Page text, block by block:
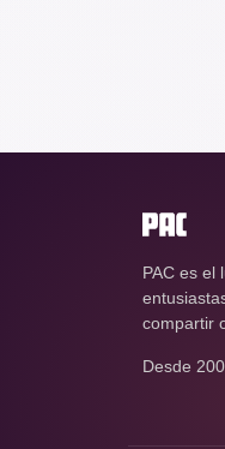
PAC es el
compartir
Desde